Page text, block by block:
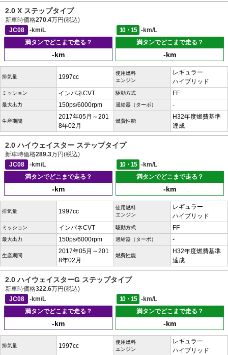
2.0 X ステップタイプ
新車時価格270.4万円(税込)
JC08
-km/L 10・15
-km/L
満タンでどこまで走る？
-km
満タンでどこまで走る？
-km
排気量 1997cc
使用燃料
エンジン
レギュラー
ハイブリッド
ミッション インパネCVT 駆動方式 FF
最大出力 150ps/6000rpm 過給器（ターボ） -
生産期間
2017年05月～201
8年02月
燃費性能
H32年度燃費基準
達成
2.0 ハイウェイスター ステップタイプ
新車時価格289.3万円(税込)
JC08
-km/L 10・15
-km/L
満タンでどこまで走る？
-km
満タンでどこまで走る？
-km
排気量 1997cc
使用燃料
エンジン
レギュラー
ハイブリッド
ミッション インパネCVT 駆動方式 FF
最大出力 150ps/6000rpm 過給器（ターボ） -
生産期間
2017年05月～201
8年02月
燃費性能
H32年度燃費基準
達成
2.0 ハイウェイスターG ステップタイプ
新車時価格322.6万円(税込)
JC08
-km/L 10・15
-km/L
満タンでどこまで走る？
-km
満タンでどこまで走る？
-km
排気量 1997cc
使用燃料
エンジン
レギュラー
ハイブリッド